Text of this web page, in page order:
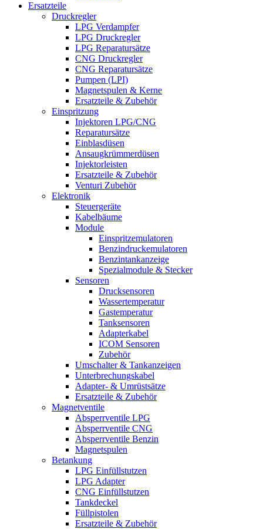
Ersatzteile
Druckregler
LPG Verdampfer
LPG Druckregler
LPG Reparatursätze
CNG Druckregler
CNG Reparatursätze
Pumpen (LPI)
Magnetspulen & Kerne
Ersatzteile & Zubehör
Einspritzung
Injektoren LPG/CNG
Reparatursätze
Einblasdüsen
Ansaugkrümmerdüsen
Injektorleisten
Ersatzteile & Zubehör
Venturi Zubehör
Elektronik
Steuergeräte
Kabelbäume
Module
Einspritzemulatoren
Benzindruckemulatoren
Benzintankanzeige
Spezialmodule & Stecker
Sensoren
Drucksensoren
Wassertemperatur
Gastemperatur
Tanksensoren
Adapterkabel
ICOM Sensoren
Zubehör
Umschalter & Tankanzeigen
Unterbrechungskabel
Adapter- & Umrüstsätze
Ersatzteile & Zubehör
Magnetventile
Absperrventile LPG
Absperrventile CNG
Absperrventile Benzin
Magnetspulen
Betankung
LPG Einfüllstutzen
LPG Adapter
CNG Einfüllstutzen
Tankdeckel
Füllpistolen
Ersatzteile & Zubehör